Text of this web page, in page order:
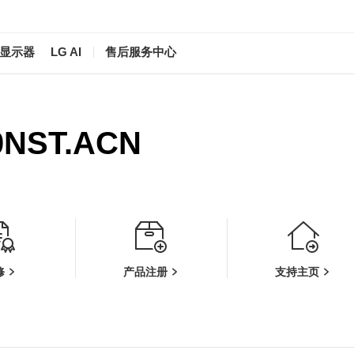
示器 LG AI 售后服务中心
产品注册 支持主页